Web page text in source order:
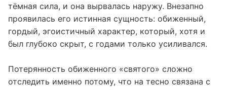
тёмная сила, и она вырвалась наружу. Внезапно
проявилась его истинная сущность: обиженный,
гордый, эгоистичный характер, который, хотя и
был глубоко скрыт, с годами только усиливался.
Потерянность обиженного «святого» сложно
отследить именно потому, что на тесно связана с